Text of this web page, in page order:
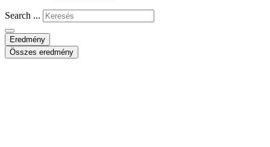
Search ...
Eredmény
Összes eredmény